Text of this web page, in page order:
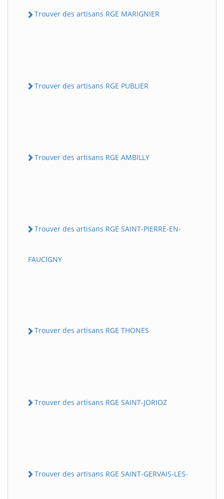
Trouver des artisans RGE MARIGNIER
Trouver des artisans RGE PUBLIER
Trouver des artisans RGE AMBILLY
Trouver des artisans RGE SAINT-PIERRE-EN-
FAUCIGNY
Trouver des artisans RGE THONES
Trouver des artisans RGE SAINT-JORIOZ
Trouver des artisans RGE SAINT-GERVAIS-LES-